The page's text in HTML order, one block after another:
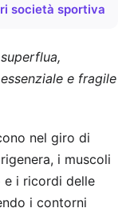
società sportiva
e fragile
nel giro di
i muscoli
e i ricordi delle
i contorni